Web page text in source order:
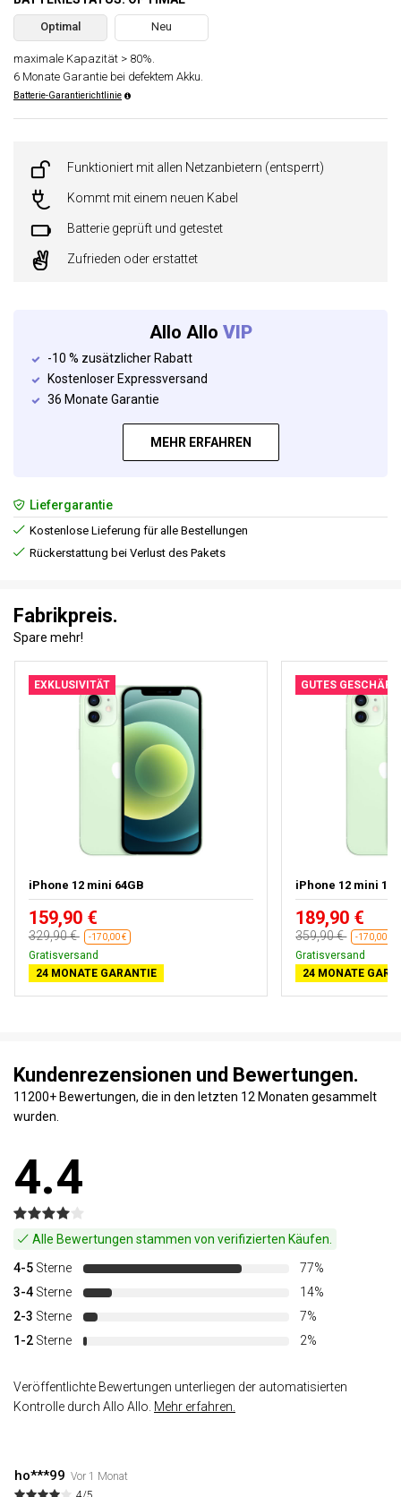
Optimal Neu
maximale Kapazität > 80%.
6 Monate Garantie bei defektem Akku.
Batterie-Garantierichtlinie
Funktioniert mit allen Netzanbietern (entsperrt)
Kommt mit einem neuen Kabel
Batterie geprüft und getestet
Zufrieden oder erstattet
Allo Allo VIP
-10 % zusätzlicher Rabatt
Kostenloser Expressversand
36 Monate Garantie
MEHR ERFAHREN
Liefergarantie
Kostenlose Lieferung für alle Bestellungen
Rückerstattung bei Verlust des Pakets
Fabrikpreis.
Spare mehr!
EXKLUSIVITÄT
iPhone 12 mini 64GB
159,90 €
329,90 € -170,00 €
Gratisversand
24 MONATE GARANTIE
GUTES GESCHÄFT
iPhone 12 mini
189,90 €
359,90 € -170,00 €
Gratisversand
24 MONATE
Kundenrezensionen und Bewertungen.
11200+ Bewertungen, die in den letzten 12 Monaten gesammelt
wurden.
4.4
Alle Bewertungen stammen von verifizierten Käufen.
4-5 Sterne
77%
3-4 Sterne
14%
2-3 Sterne
7%
1-2 Sterne 2%
Veröffentlichte Bewertungen unterliegen der automatisierten
Kontrolle durch Allo Allo. Mehr erfahren.
ho***99 Vor 1 Monat